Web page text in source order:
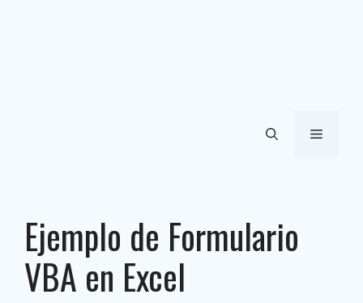
Menú
Ejemplo de Formulario
VBA en Excel